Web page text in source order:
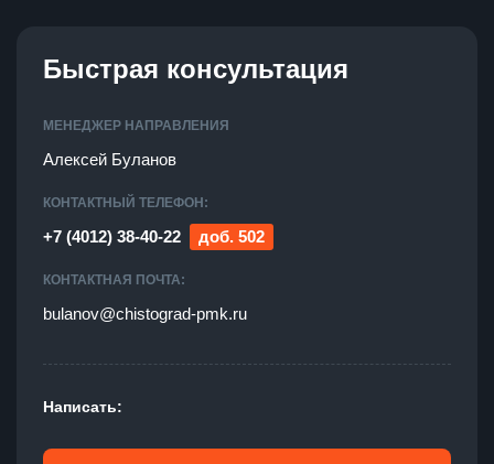
Быстрая консультация
МЕНЕДЖЕР НАПРАВЛЕНИЯ
Алексей Буланов
КОНТАКТНЫЙ ТЕЛЕФОН:
+7 (4012) 38-40-22 доб. 502
КОНТАКТНАЯ ПОЧТА:
bulanov@chistograd-pmk.ru
Написать: